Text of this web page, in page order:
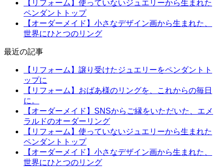
【リフォーム】使っていないジュエリーから生まれた
ペンダントトップ
【オーダーメイド】小さなデザイン画から生まれた、
世界にひとつのリング
最近の記事
【リフォーム】譲り受けたジュエリーをペンダントト
ップに
【リフォーム】おばあ様のリングを、これからの毎日
に。
【オーダーメイド】SNSからご縁をいただいた、エメ
ラルドのオーダーリング
【リフォーム】使っていないジュエリーから生まれた
ペンダントトップ
【オーダーメイド】小さなデザイン画から生まれた、
世界にひとつのリング